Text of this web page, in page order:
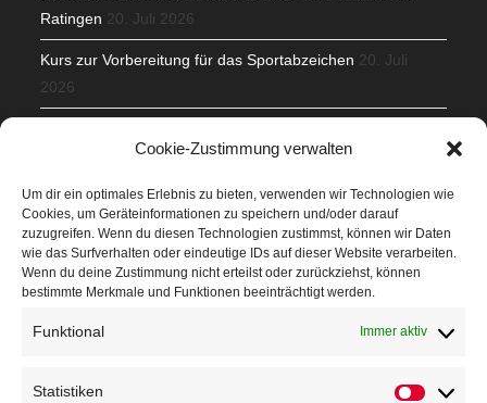
Cookie-Zustimmung verwalten
Um dir ein optimales Erlebnis zu bieten, verwenden wir Technologien wie
Cookies, um Geräteinformationen zu speichern und/oder darauf
zuzugreifen. Wenn du diesen Technologien zustimmst, können wir Daten
wie das Surfverhalten oder eindeutige IDs auf dieser Website verarbeiten.
Wenn du deine Zustimmung nicht erteilst oder zurückziehst, können
bestimmte Merkmale und Funktionen beeinträchtigt werden.
Funktional Immer aktiv
Statistiken
Ratingen 20. Juli 2026
Kurs zur Vorbereitung für das Sportabzeichen 20. Juli
2026
Veranstaltungen
Höffner Run